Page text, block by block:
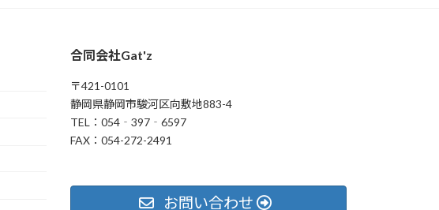
合同会社Gat'z
〒421-0101
静岡県静岡市駿河区向敷地883-4
TEL：054‐397‐6597
FAX：054-272-2491
お問い合わせ